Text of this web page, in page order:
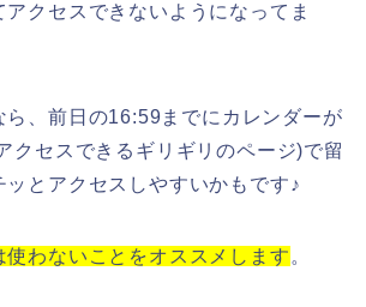
クセスできないようになってま
ら、前日の16:59までにカレンダーが
クセスできるギリギリのページ)で留
とアクセスしやすいかもです♪
使わないことをオススメします 。